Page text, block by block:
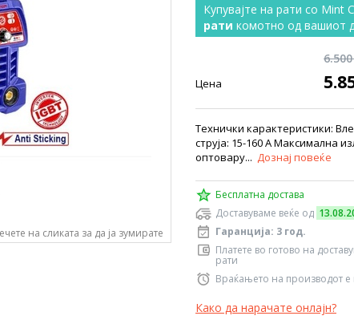
на сликата за да ја зумирате
Купувајте на рати со Mint
рати комотно од вашиот
Цена
Технички карактеристики:
струја: 15-160 А Максимална
оптовару... Дознај повеќе
Бесплатна достава
Доставуваме веќе од
Гаранција: 3 год.
Платете во готово на
рати
Враќањето на производот
Како да нарачате онлајн?